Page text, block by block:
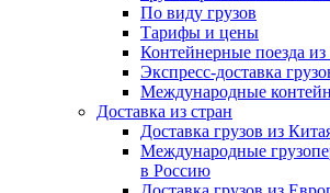
По виду грузов
Тарифы и цены
Контейнерные поезда
Экспресс-доставка
Международные
Доставка из стран
Доставка грузов из
Международные
в Россию